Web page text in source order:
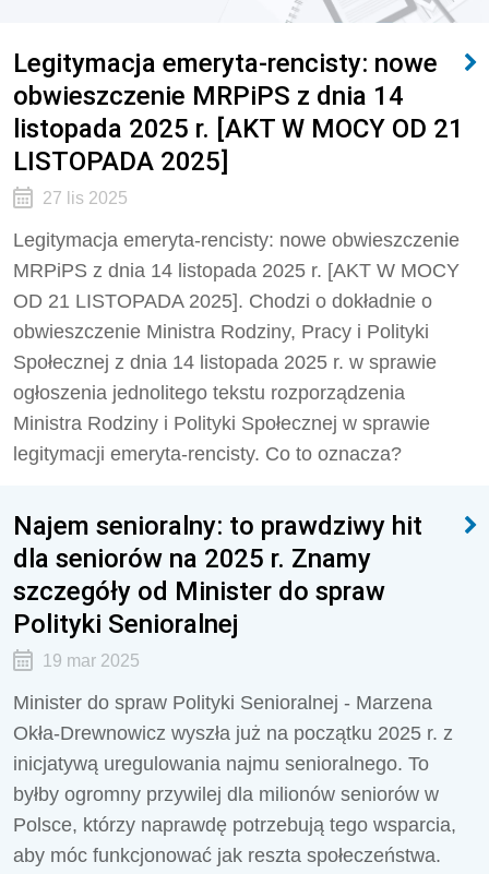
Legitymacja emeryta-rencisty: nowe
obwieszczenie MRPiPS z dnia 14
listopada 2025 r. [AKT W MOCY OD 21
LISTOPADA 2025]
27 lis 2025
Legitymacja emeryta-rencisty: nowe obwieszczenie
MRPiPS z dnia 14 listopada 2025 r. [AKT W MOCY
OD 21 LISTOPADA 2025]. Chodzi o dokładnie o
obwieszczenie Ministra Rodziny, Pracy i Polityki
Społecznej z dnia 14 listopada 2025 r. w sprawie
ogłoszenia jednolitego tekstu rozporządzenia
Ministra Rodziny i Polityki Społecznej w sprawie
legitymacji emeryta-rencisty. Co to oznacza?
Najem senioralny: to prawdziwy hit
dla seniorów na 2025 r. Znamy
szczegóły od Minister do spraw
Polityki Senioralnej
19 mar 2025
Minister do spraw Polityki Senioralnej - Marzena
Okła-Drewnowicz wyszła już na początku 2025 r. z
inicjatywą uregulowania najmu senioralnego. To
byłby ogromny przywilej dla milionów seniorów w
Polsce, którzy naprawdę potrzebują tego wsparcia,
aby móc funkcjonować jak reszta społeczeństwa.